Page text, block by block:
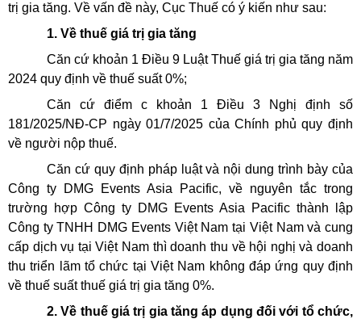
trị gia tăng. Về vấn đề này, Cục Thuế có ý kiến như sau:
1. Về thuế giá trị gia tăng
Căn cứ khoản 1 Điều 9 Luật Thuế giá trị gia tăng năm
2024 quy định về thuế suất 0%;
Căn cứ điểm c khoản 1 Điều 3 Nghị định số
181/2025/NĐ-CP ngày 01/7/2025 của Chính phủ quy định
về người nộp thuế.
Căn cứ quy định pháp luật và nội dung trình bày của
Công ty DMG Events Asia Pacific, về nguyên tắc trong
trường hợp Công ty DMG Events Asia Pacific thành lập
Công ty TNHH DMG Events Việt Nam tại Việt Nam và cung
cấp dịch vụ tại Việt Nam thì doanh thu về hội nghị và doanh
thu triển lãm tổ chức tại Việt Nam không đáp ứng quy định
về thuế suất thuế giá trị gia tăng 0%.
2. Về thuế giá trị gia tăng áp dụng đối với tổ chức,